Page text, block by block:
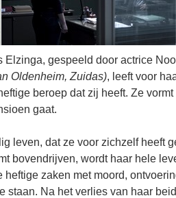
Elzinga, gespeeld door actrice
Oldenheim, Zuidas), leeft voor
beroep dat zij heeft. Ze
gaat.
leven, dat ze voor zichzelf heeft
bovendrijven, wordt haar hele
heftige zaken met moord,
staan. Na het verlies van haar